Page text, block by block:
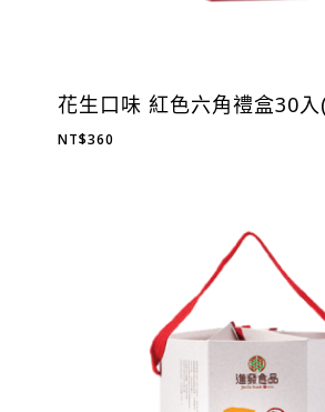
花生口味 紅色六角禮盒30
NT$360